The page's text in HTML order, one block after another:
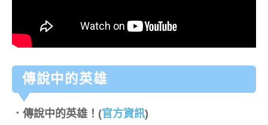
傳說中的英雄
．傳說中的英雄！ (官方資訊)